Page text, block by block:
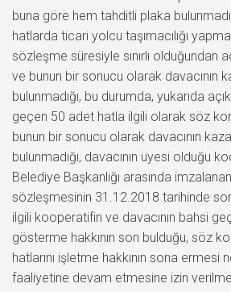
buna göre hem tahditli plaka
hatlarda ticari yolcu taşımacılığı
sözleşme süresiyle sınırlı olduğundan
ve bunun bir sonucu olarak davacının
bulunmadığı, bu durumda, yukarıda
geçen 50 adet hatla ilgili olarak söz
bunun bir sonucu olarak davacının
bulunmadığı, davacının üyesi olduğu
Belediye Başkanlığı arasında
sözleşmesinin 31.12.2018 tarihinde
ilgili kooperatifin ve davacının bahsi
gösterme hakkının son bulduğu, söz
hatlarını işletme hakkının sona ermesi
faaliyetine devam etmesine izin